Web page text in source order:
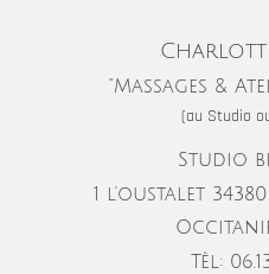
"Massages &
(au Studio
Studio
1 l'oustalet
Tèl: